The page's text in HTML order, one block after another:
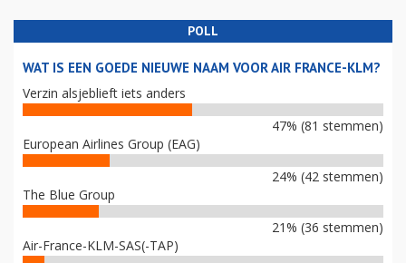
POLL
WAT IS EEN GOEDE NIEUWE NAAM VOOR AIR FRANCE-KLM?
Verzin alsjeblieft iets anders
47% (81 stemmen)
European Airlines Group (EAG)
24% (42 stemmen)
The Blue Group
21% (36 stemmen)
Air-France-KLM-SAS(-TAP)